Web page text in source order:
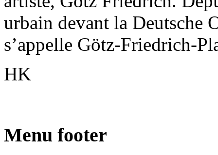
urbain devant la Deutsche
s’appelle Götz-Friedrich-
HK
Menu footer